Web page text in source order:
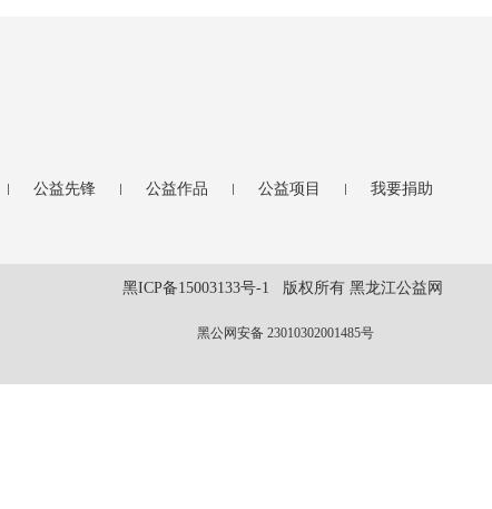
公益先锋 公益作品 公益项目 我要捐助
黑ICP备15003133号-1 版权所有 黑龙江公益网
黑公网安备 23010302001485号